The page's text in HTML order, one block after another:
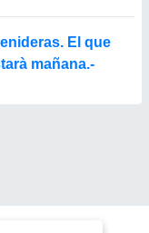
El que
mañana.-